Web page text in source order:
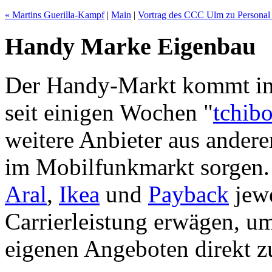
« Martins Guerilla-Kampf| Main | Vortrag des CCC Ulm zu
Handy Marke Eigenbau
Der Handy-Markt kommt
seit einigen Wochen "
weitere Anbieter aus
im Mobilfunkmarkt
Aral, Ikea und Payback
Carrierleistung erwägen,
eigenen Angeboten direkt